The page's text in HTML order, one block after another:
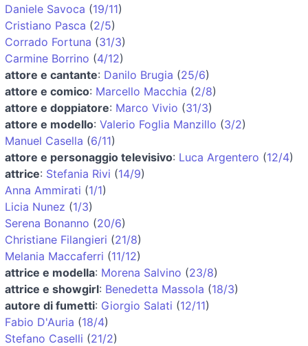
Daniele Savoca (19/11)
Cristiano Pasca (2/5)
Corrado Fortuna (31/3)
Carmine Borrino (4/12)
attore e cantante: Danilo Brugia (25/6)
attore e comico: Marcello Macchia (2/8)
attore e doppiatore: Marco Vivio (31/3)
attore e modello: Valerio Foglia Manzillo (3/2)
Manuel Casella (6/11)
attore e personaggio televisivo: Luca Argentero (12/4)
attrice: Stefania Rivi (14/9)
Anna Ammirati (1/1)
Licia Nunez (1/3)
Serena Bonanno (20/6)
Christiane Filangieri (21/8)
Melania Maccaferri (11/12)
attrice e modella: Morena Salvino (23/8)
attrice e showgirl: Benedetta Massola (18/3)
autore di fumetti: Giorgio Salati (12/11)
Fabio D'Auria (18/4)
Stefano Caselli (21/2)